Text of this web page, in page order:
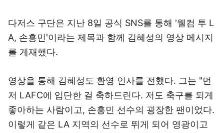
다저스 구단은 지난 8일 공식 SNS를 통해 '웰컴 투 L
A, 손흥민'이라는 제목과 함께 김혜성의 영상 메시지
를 게재했다.
영상을 통해 김혜성도 환영 인사를 전했다. 그는 "먼
저 LAFC에 입단한 걸 축하드린다. 저도 축구를 되게
좋아하는 사람이고, 손흥민 선수의 굉장한 팬이었다.
이렇게 같은 LA 지역의 선수로 뛰게 되어 영광이고